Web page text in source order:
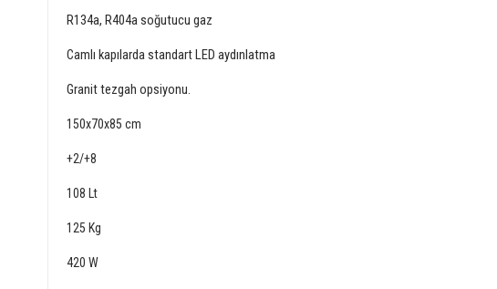
R134a, R404a soğutucu gaz
Camlı kapılarda standart LED aydınlatma
Granit tezgah opsiyonu.
150x70x85 cm
+2/+8
108 Lt
125 Kg
420 W